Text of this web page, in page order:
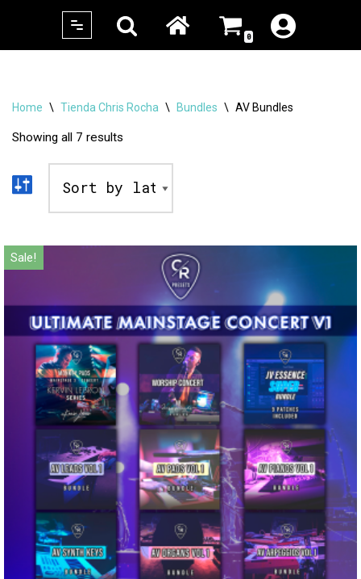
0
Home \ Tienda Chris Rocha \ Bundles \ AV Bundles
Showing all 7 results
Sale!